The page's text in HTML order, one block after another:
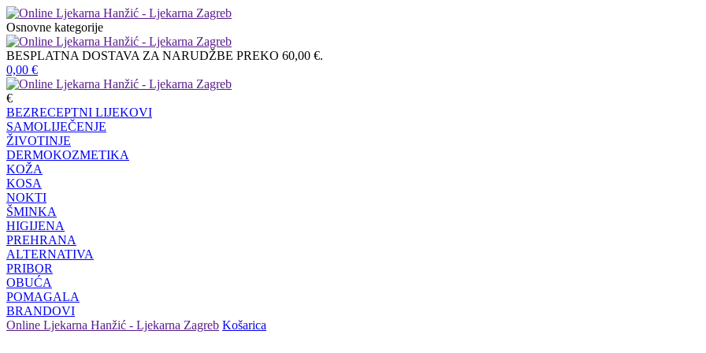
Osnovne kategorije
BESPLATNA DOSTAVA ZA NARUDŽBE PREKO 60,00 €.
0,00 €
€
BEZRECEPTNI LIJEKOVI
SAMOLIJEČENJE
ŽIVOTINJE
DERMOKOZMETIKA
KOŽA
KOSA
NOKTI
ŠMINKA
HIGIJENA
PREHRANA
ALTERNATIVA
PRIBOR
OBUĆA
POMAGALA
BRANDOVI
Online Ljekarna Hanžić - Ljekarna Zagreb Košarica